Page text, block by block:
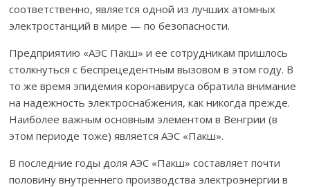
соответственно, является одной из лучших атомных
электростанций в мире — по безопасности.
Предприятию «АЭС Пакш» и ее сотрудникам пришлось
столкнуться с беспрецедентным вызовом в этом году. В
то же время эпидемия коронавируса обратила внимание
на надежность электроснабжения, как никогда прежде.
Наиболее важным основным элементом в Венгрии (в
этом периоде тоже) является АЭС «Пакш».
В последние годы доля АЭС «Пакш» составляет почти
половину внутреннего производства электроэнергии в